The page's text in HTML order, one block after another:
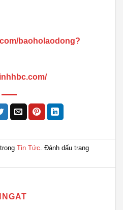
baoholaodong?
Tin Tức . Đánh dấu trang